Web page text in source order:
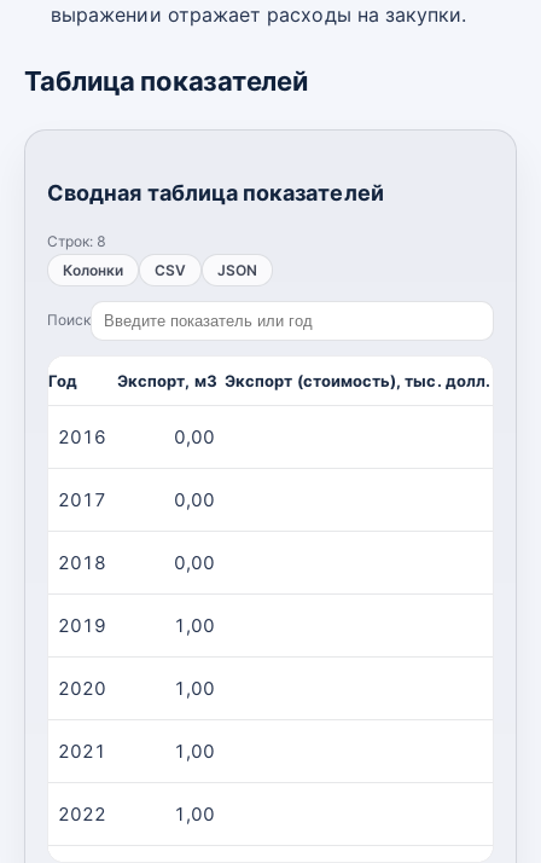
выражении отражает расходы на закупки.
Таблица показателей
Сводная таблица показателей
Строк: 8
Колонки
CSV JSON
Поиск
Год Экспорт, м3 Экспорт (стоимость), тыс. долл. США
2016 0,00
2017 0,00
2018 0,00
2019 1,00
2020 1,00
2021 1,00
2022 1,00